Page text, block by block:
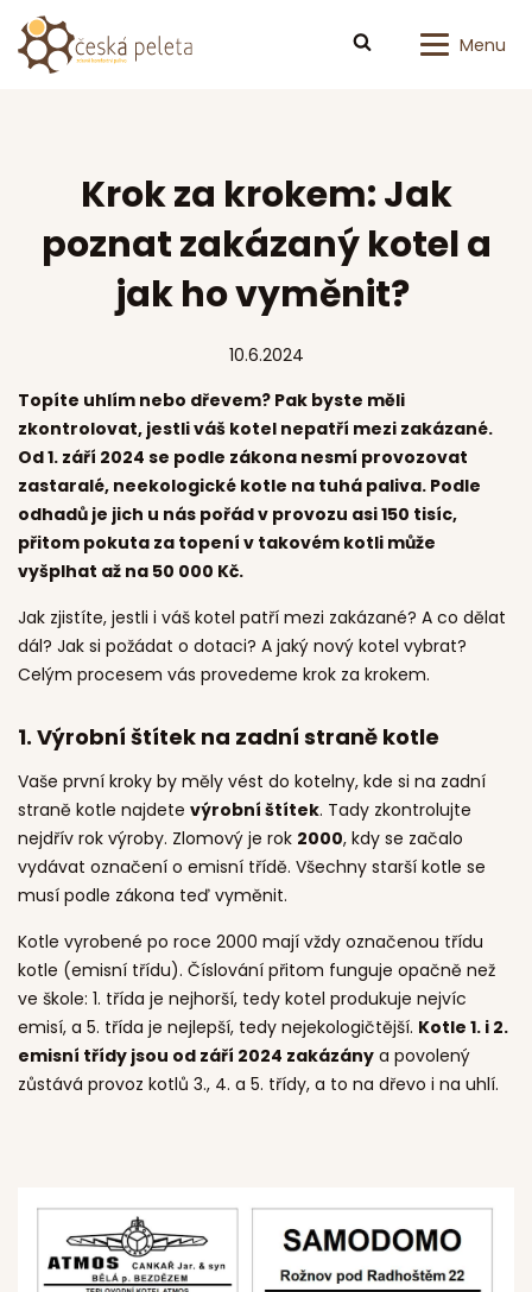
Menu
Krok za krokem: Jak
poznat zakázaný kotel a
jak ho vyměnit?
10.6.2024
Topíte uhlím nebo dřevem? Pak byste měli
zkontrolovat, jestli váš kotel nepatří mezi zakázané.
Od 1. září 2024 se podle zákona nesmí provozovat
zastaralé, neekologické kotle na tuhá paliva. Podle
odhadů je jich u nás pořád v provozu asi 150 tisíc,
přitom pokuta za topení v takovém kotli může
vyšplhat až na 50 000 Kč.
Jak zjistíte, jestli i váš kotel patří mezi zakázané? A co dělat
dál? Jak si požádat o dotaci? A jaký nový kotel vybrat?
Celým procesem vás provedeme krok za krokem.
1. Výrobní štítek na zadní straně kotle
Vaše první kroky by měly vést do kotelny, kde si na zadní
straně kotle najdete výrobní štítek. Tady zkontrolujte
nejdřív rok výroby. Zlomový je rok 2000, kdy se začalo
vydávat označení o emisní třídě. Všechny starší kotle se
musí podle zákona teď vyměnit.
Kotle vyrobené po roce 2000 mají vždy označenou třídu
kotle (emisní třídu). Číslování přitom funguje opačně než
ve škole: 1. třída je nejhorší, tedy kotel produkuje nejvíc
emisí, a 5. třída je nejlepší, tedy nejekologičtější. Kotle 1. i 2.
emisní třídy jsou od září 2024 zakázány a povolený
zůstává provoz kotlů 3., 4. a 5. třídy, a to na dřevo i na uhlí.